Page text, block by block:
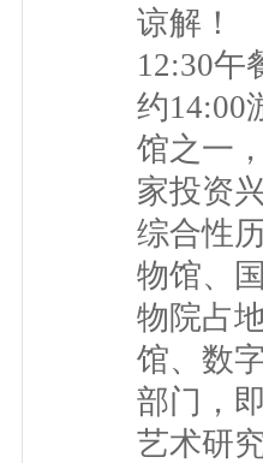
谅解！
12:30午
约14:00
馆之一
家投资
综合性
物馆、
物院占
馆、数
部门，
艺术研